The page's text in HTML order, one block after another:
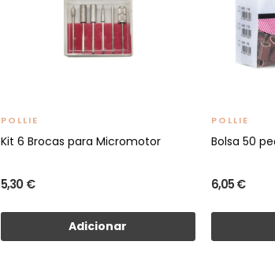
POLLIE
Kit 6 Brocas para Micromotor
5,30 €
Adicionar
POLLIE
Bolsa 50
6,05 €